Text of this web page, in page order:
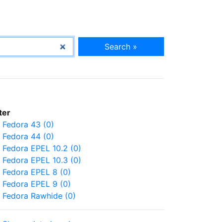
Search »
Fedora 43 (0)
Fedora 44 (0)
Fedora EPEL 10.2 (0)
Fedora EPEL 10.3 (0)
Fedora EPEL 8 (0)
Fedora EPEL 9 (0)
Fedora Rawhide (0)